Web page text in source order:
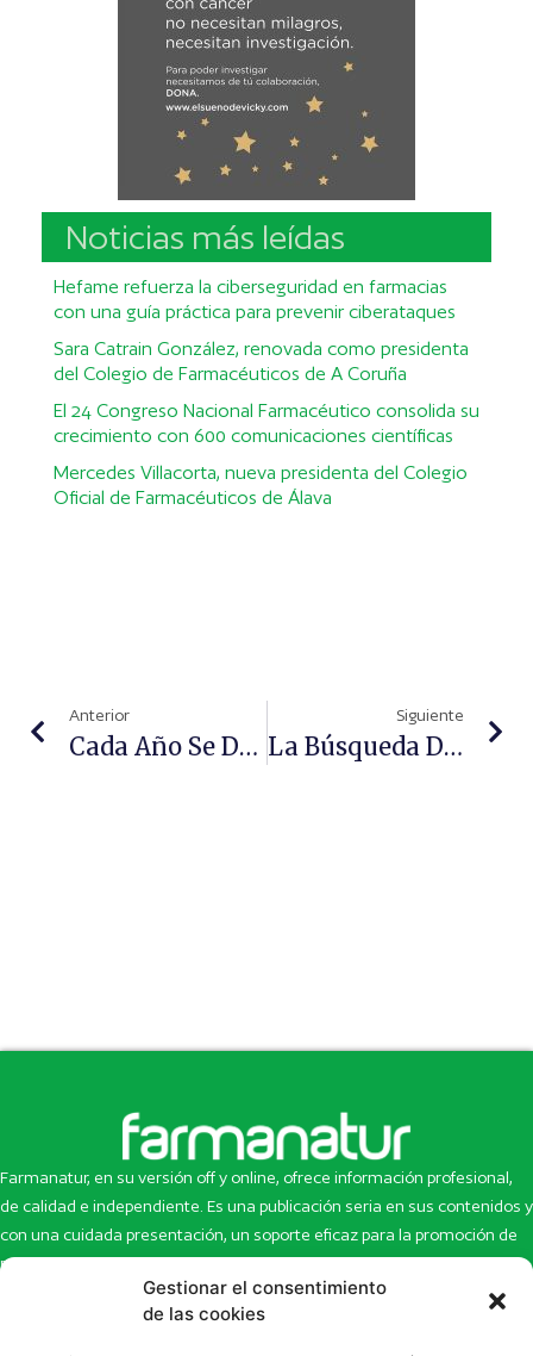
Gestionar el consentimiento
de las cookies
Noticias más leídas
Hefame refuerza la ciberseguridad en farmacias
con una guía práctica para prevenir ciberataques
Sara Catrain González, renovada como presidenta
del Colegio de Farmacéuticos de A Coruña
El 24 Congreso Nacional Farmacéutico consolida su
crecimiento con 600 comunicaciones científicas
Mercedes Villacorta, nueva presidenta del Colegio
Oficial de Farmacéuticos de Álava
Anterior
Cada Año Se Diagnostican En Andalucía Alrededor De 5.500 Nuevos Casos De Cáncer De Mama
Siguiente
La Búsqueda De Nuevos Servicios Remunerados, Punto En Común De La Farmacia En Europa
Farmanatur, en su versión off y online, ofrece información profesional,
de calidad e independiente. Es una publicación seria en sus contenidos y
con una cuidada presentación, un soporte eficaz para la promoción de
productos y novedades.
Inicio